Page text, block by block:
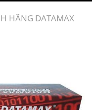
HÃNG DATAMAX